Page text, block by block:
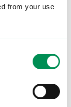
from your use
centrali
per il
Nel 2016